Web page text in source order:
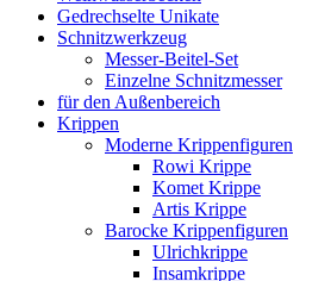
Gedrechselte Unikate
Schnitzwerkzeug
Messer-Beitel-Set
Einzelne Schnitzmesser
für den Außenbereich
Krippen
Moderne Krippenfiguren
Rowi Krippe
Komet Krippe
Artis Krippe
Barocke Krippenfiguren
Ulrichkrippe
Insamkrippe